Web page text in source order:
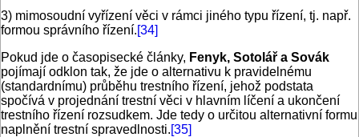
3) mimosoudní vyřízení věci v rámci jiného typu řízení, tj. např.
formou správního řízení.[34]
Pokud jde o časopisecké články, Fenyk, Sotolář a Sovák
pojímají odklon tak, že jde o alternativu k pravidelnému
(standardnímu) průběhu trestního řízení, jehož podstata
spočívá v projednání trestní věci v hlavním líčení a ukončení
trestního řízení rozsudkem. Jde tedy o určitou alternativní formu
naplnění trestní spravedlnosti.[35]